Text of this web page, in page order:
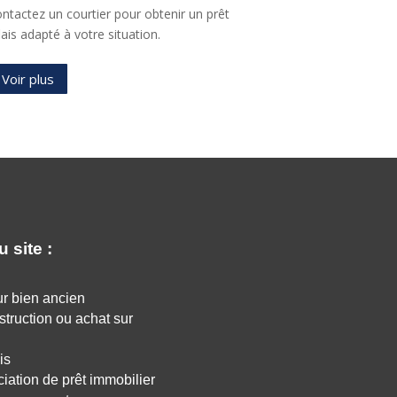
Voir plus
site :
bien ancien
ou achat sur
de prêt immobilier